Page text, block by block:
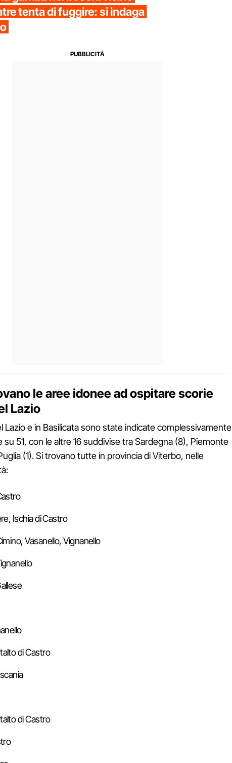
tenta di fuggire: si indaga
le aree idonee ad ospitare scorie
Lazio
Lazio e in Basilicata sono state indicate complessivamente
su 51, con le altre 16 suddivise tra Sardegna (8), Piemonte
(1). Si trovano tutte in provincia di Viterbo, nelle
Ischia di Castro
Vasanello, Vignanello
di Castro
di Castro